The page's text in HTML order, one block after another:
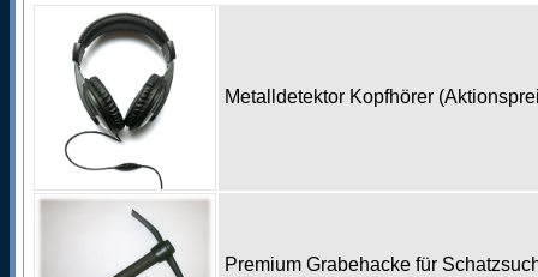
Metalldetektor Kopfhörer
Premium Grabehacke für